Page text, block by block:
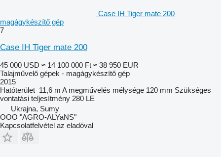
Case IH Tiger mate 200
magágykészítő gép
7
Case IH Tiger mate 200
45 000 USD ≈ 14 100 000 Ft ≈ 38 950 EUR
Talajművelő gépek - magágykészítő gép
2015
Hatóterület 11,6 m A megművelés mélysége 120 mm Szükséges
vontatási teljesítmény 280 LE
Ukrajna, Sumy
OOO "AGRO-ALYaNS"
Kapcsolatfelvétel az eladóval